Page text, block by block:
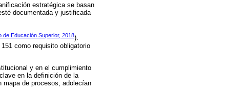
estratégica se basan
documentada y justificada
de Educación Superior, 2018).
como requisito obligatorio
y en el cumplimiento
en la definición de la
mapa de procesos, adolecían